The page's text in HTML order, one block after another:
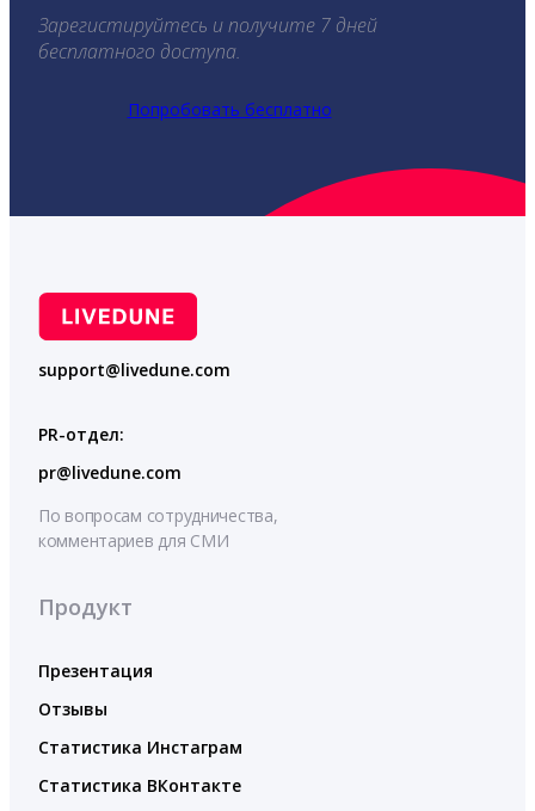
Зарегистируйтесь и получите 7 дней
бесплатного доступа.
Попробовать бесплатно
support@livedune.com
PR-отдел:
pr@livedune.com
По вопросам сотрудничества,
комментариев для СМИ
Продукт
Презентация
Отзывы
Статистика Инстаграм
Статистика ВКонтакте